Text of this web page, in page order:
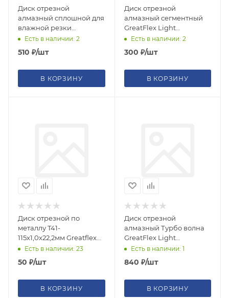
Диск отрезной
алмазный сплошной для
влажной резки
125х1,1х6,0х22,2мм для
кафеля и
керамогранита
Есть в наличии: 2
510 ₽/шт
В КОРЗИНУ
Диск отрезной
алмазный сегментный
GreatFlex Light
125х1,9х7,0х22,2мм
Есть в наличии: 2
300 ₽/шт
В КОРЗИНУ
Диск отрезной по
металлу T41-
115х1,0х22,2мм Greatflex
класс Master
Есть в наличии: 23
50 ₽/шт
В КОРЗИНУ
Диск отрезной
алмазный Турбо волна
GreatFlex Light
230х2,8х7,0х22,2мм
Есть в наличии: 1
840 ₽/шт
В КОРЗИНУ